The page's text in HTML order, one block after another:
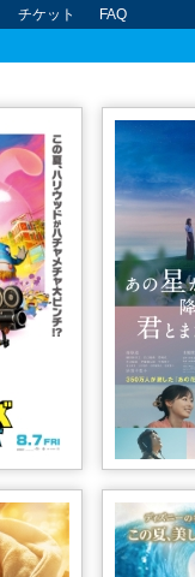
チケット FAQ